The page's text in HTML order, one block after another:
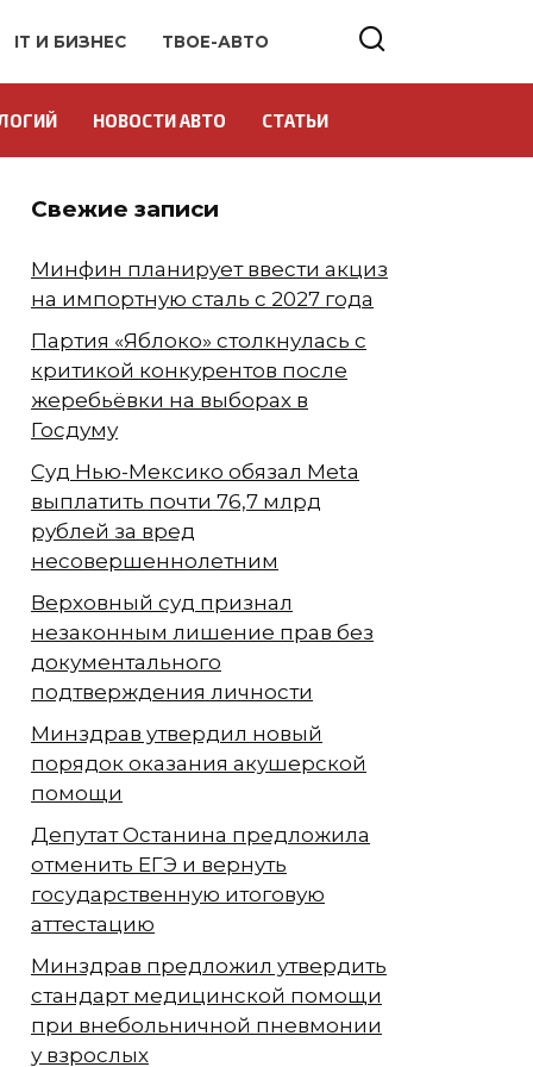
IT И БИЗНЕС ТВОЕ-АВТО
НОВОСТИ АВТО СТАТЬИ
Свежие записи
Минфин планирует ввести акциз
на импортную сталь с 2027 года
Партия «Яблоко» столкнулась с
критикой конкурентов после
жеребьёвки на выборах в
Госдуму
Суд Нью-Мексико обязал Meta
выплатить почти 76,7 млрд
рублей за вред
несовершеннолетним
Верховный суд признал
незаконным лишение прав без
документального
подтверждения личности
Минздрав утвердил новый
порядок оказания акушерской
помощи
Депутат Останина предложила
отменить ЕГЭ и вернуть
государственную итоговую
аттестацию
Минздрав предложил утвердить
стандарт медицинской помощи
при внебольничной пневмонии
у взрослых